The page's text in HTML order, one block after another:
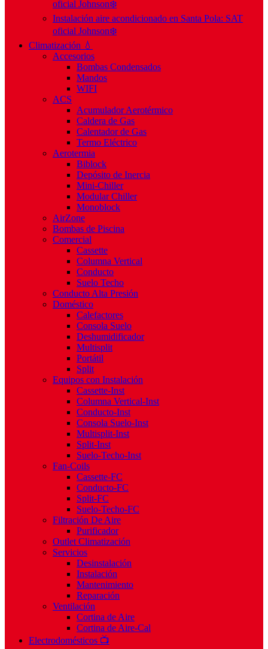
oficial Johnson❄️
Instalación aire acondicionado en Santa Pola: SAT
oficial Johnson❄️
Climatización 💧
Accesorios
Bombas Condensados
Mandos
WIFI
ACS
Acumulador Aerotérmico
Caldera de Gas
Calentador de Gas
Termo Eléctrico
Aerotermia
Biblock
Depósito de Inercia
Mini-Chiller
Modular Chiller
Monoblock
AirZone
Bombas de Piscina
Comercial
Cassette
Columna Vertical
Conducto
Suelo Techo
Conducto Alta Presión
Doméstico
Calefactores
Consola Suelo
Deshumidificador
Multisplit
Portátil
Split
Equipos con Instalación
Cassette-Inst
Columna Vertical-Inst
Conducto-Inst
Consola Suelo-Inst
Multisplit-Inst
Split-Inst
Suelo-Techo-Inst
Fan-Coils
Cassette-FC
Conducto-FC
Split-FC
Suelo-Techo-FC
Filtración De Aire
Purificador
Outlet Climatización
Servicios
Desinstalación
Instalación
Mantenimiento
Reparación
Ventilación
Cortina de Aire
Cortina de Aire-Cal
Electrodomésticos 📺